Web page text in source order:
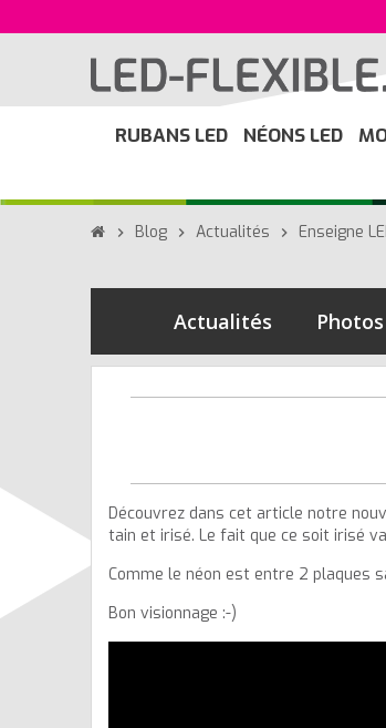
RUBANS LED NÉONS LED
chevron_right Blog chevron_right Actualités chevron_right Enseigne
Actualités Photos
Découvrez dans cet article notre
tain et irisé. Le fait que ce soit irisé
Comme le néon est entre 2 plaques
Bon visionnage :-)